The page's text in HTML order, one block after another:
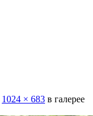
1024 × 683 в галерее